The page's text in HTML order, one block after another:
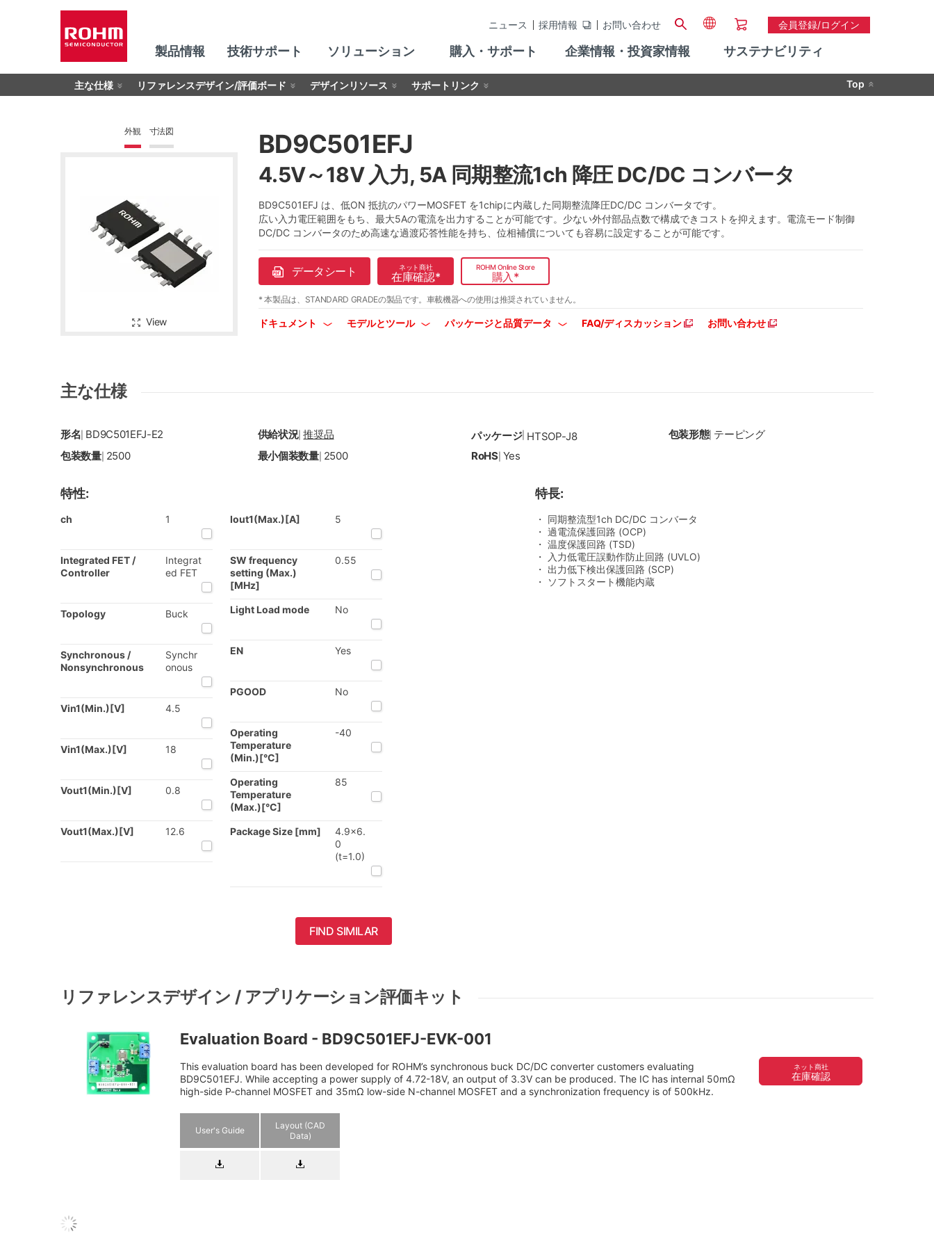
ニュース 採用情報 お問い合わせ 会員登録/ログイン
製品情報 技術サポート ソリューション 購入・サポート 企業情報・投資家情報 サステナビリティ
主な仕様 リファレンスデザイン/評価ボード デザインリソース サポートリンク Top
外観 寸法図
View
BD9C501EFJ
4.5V～18V 入力, 5A 同期整流1ch 降圧 DC/DC コンバータ
BD9C501EFJ は、低ON 抵抗のパワーMOSFET を1chipに内蔵した同期整流降圧DC/DC コンバータです。
広い入力電圧範囲をもち、最大5Aの電流を出力することが可能です。少ない外付部品点数で構成できコストを抑えます。電流モード制御
DC/DC コンバータのため高速な過渡応答性能を持ち、位相補償についても容易に設定することが可能です。
データシート ネット商社
在庫確認*
ROHM Online Store
購入*
* 本製品は、STANDARD GRADEの製品です。 車載機器への使用は推奨されていません。
ドキュメント モデルとツール パッケージと品質データ FAQ/ディスカッション お問い合わせ
主な仕様
形名 BD9C501EFJ-E2 供給状況|推奨品 パッケージ| HTSOP-J8 包装形態| テーピング
包装数量| 2500 最小個装数量| 2500 RoHS| Yes
特性:
ch 1
Integrated FET /
Controller
Integrat
ed FET
Topology Buck
Synchronous /
Nonsynchronous
Synchr
onous
Vin1(Min.)[V] 4.5
Vin1(Max.)[V] 18
Vout1(Min.)[V] 0.8
Vout1(Max.)[V] 12.6
Iout1(Max.)[A] 5
SW frequency
setting (Max.)
[MHz]
0.55
Light Load mode No
EN Yes
PGOOD No
Operating
Temperature
(Min.)[°C]
-40
Operating
Temperature
(Max.)[°C]
85
Package Size [mm]
4.9x6.
0
(t=1.0)
FIND SIMILAR
特長:
・ 同期整流型1ch DC/DC コンバータ
・ 過電流保護回路 (OCP)
・ 温度保護回路 (TSD)
・ 入力低電圧誤動作防止回路 (UVLO)
・ 出力低下検出保護回路 (SCP)
・ ソフトスタート機能内蔵
リファレンスデザイン / アプリケーション評価キット
Evaluation Board - BD9C501EFJ-EVK-001
This evaluation board has been developed for ROHM’s synchronous buck DC/DC converter customers evaluating
BD9C501EFJ. While accepting a power supply of 4.72-18V, an output of 3.3V can be produced. The IC has internal 50mΩ
high-side P-channel MOSFET and 35mΩ low-side N-channel MOSFET and a synchronization frequency is of 500kHz.
ネット商社
在庫確認
User's Guide
Layout (CAD
Data)